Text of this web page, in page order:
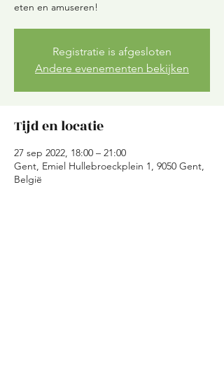
eten en amuseren!
Registratie is afgesloten
Andere evenementen bekijken
Tijd en locatie
27 sep 2022, 18:00 – 21:00
Gent, Emiel Hullebroeckplein 1, 9050 Gent,
België